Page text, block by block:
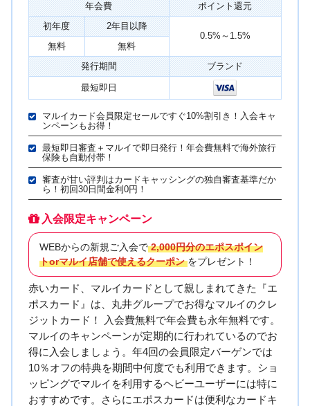
年会費
ポイント還元
初年度
2年目以降
0.5%～1.5%
無料
無料
発行期間
ブランド
最短即日
マルイカード会員限定セールですぐ10%割引き！入会キャ
ンペーンもお得！
最短即日審査＋マルイで即日発行！年会費無料で海外旅行
保険も自動付帯！
審査が甘い評判はカードキャッシングの独自審査基準だか
ら！初回30日間金利0円！
入会限定キャンペーン
WEBからの新規ご入会で 2,000円分のエポスポイン
トorマルイ店舗で使えるクーポン をプレゼント！
赤いカード、マルイカードとして親しまれてきた『エ
ポスカード』は、丸井グループでお得なマルイのクレ
ジットカード！ 入会費無料で年会費も永年無料です。
マルイのキャンペーンが定期的に行われているのでお
得に入会しましょう。年4回の会員限定バーゲンでは
10％オフの特典を期間中何度でも利用できます。ショ
ッピングでマルイを利用するヘビーユーザーには特に
おすすめです。さらにエポスカードは便利なカードキ